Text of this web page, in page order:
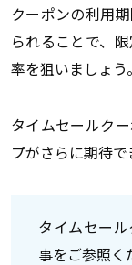
クーポンの利用
られることで、
率を狙いましょう。
タイムセールク
プがさらに期待で
タイムセー
事をご参照く